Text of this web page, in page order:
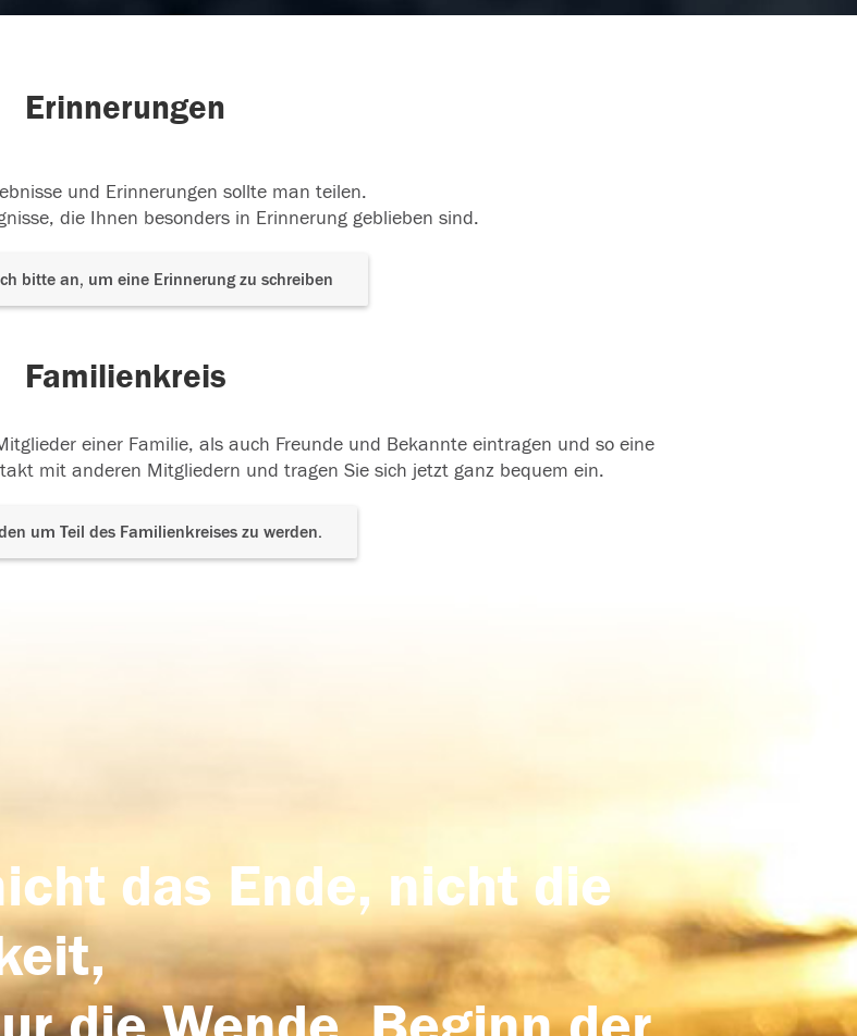
Erinnerungen
und Erinnerungen sollte man teilen.
die Ihnen besonders in Erinnerung geblieben sind.
bitte an, um eine Erinnerung zu schreiben
Familienkreis
einer Familie, als auch Freunde und Bekannte eintragen und so eine
mit anderen Mitgliedern und tragen Sie sich jetzt ganz bequem ein.
um Teil des Familienkreises zu werden.
das Ende, nicht die